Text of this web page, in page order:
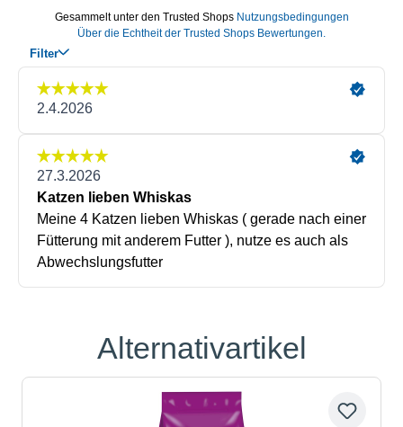
Produktgalerie überspringen
Alternativartikel